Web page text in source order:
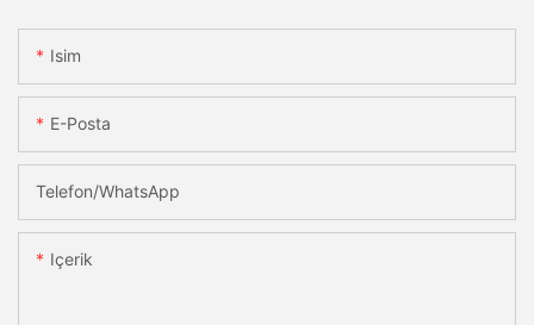
Isim
E-Posta
Telefon/WhatsApp
Içerik